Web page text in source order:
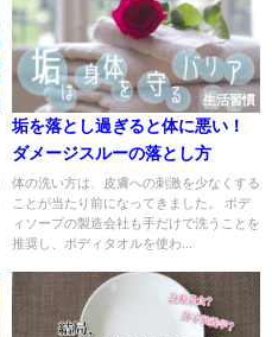
生活習慣
垢を落とし過ぎると体に悪い！
ダメージスルーの落とし方
体の洗い方は、皮膚への刺激を少なくする
ことが当たり前になってきました。 ボデ
ィソープの製造会社も手だけで洗うことを
推奨し、ボディタオルを使わ...